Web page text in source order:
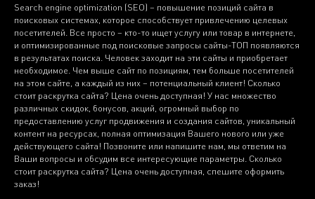
Search engine optimization (SEO) – повышение позиций сайта в
поисковых системах, которое способствует привлечению целевых
посетителей. Все просто – кто-то ищет услугу или товар в интернете,
и оптимизированные под поисковые запросы сайты-ТОП появляются
в результатах поиска. Человек заходит на эти сайты и приобретает
необходимое. Чем выше сайт по позициям, тем больше посетителей
на этом сайте, а каждый из них – потенциальный клиент! Сколько
стоит раскрутка сайта? Цена очень доступная! У нас множество
различных скидок, бонусов, акций, огромный выбор по
предоставлению услуг продвижения и создания сайтов, уникальный
контент на ресурсах, полная оптимизация Вашего нового или уже
действующего сайта! Позвоните или напишите нам, мы ответим на
Ваши вопросы и обсудим все интересующие параметры. Сколько
стоит раскрутка сайта? Цена очень доступная, спешите оформить
заказ!